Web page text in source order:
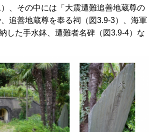
、その中には「大震遭難追善地蔵尊の
追善地蔵尊を奉る祠（図3.9-3）、海軍
した手水鉢、遭難者名碑（図3.9-4）な